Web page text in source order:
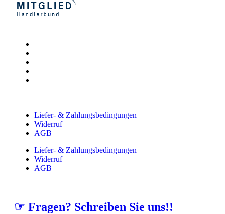
Liefer- & Zahlungsbedingungen
Widerruf
AGB
Liefer- & Zahlungsbedingungen
Widerruf
AGB
☞ Fragen? Schreiben Sie uns!!